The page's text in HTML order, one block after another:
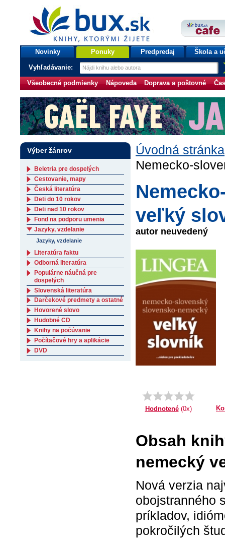
bux.sk
knihy, ktorými žijete
Úvodná stránka
Novinky Ponuky Predpredaj Škola a
Vyhľadávanie:
Všeobecné podmienky Nápoveda Doprava a poštovné
Úvodná stránka
Nemecko-
veľký
autor neuvedený
Hodnotené(0x)
Obsah
nemecký
Nová verzia
obojstranného
príkladov,
pokročilých
Výber žánrov
Beletria pre dospelých
Cestovanie, mapy
Česká literatúra
Deti do 10 rokov
Deti nad 10 rokov
Fond na podporu umenia
Jazyky, vzdelanie
Jazyky, vzdelanie
Literatúra faktu
Odborná literatúra
Populárne náučná pre
dospelých
Slovenská literatúra
Darčekové predmety a ostatné
Hovorené slovo
Hudobné CD
Knihy na počúvanie
Počítačové hry a aplikácie
DVD